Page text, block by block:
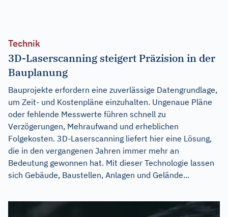
Technik
3D-Laserscanning steigert Präzision in der
Bauplanung
Bauprojekte erfordern eine zuverlässige Datengrundlage,
um Zeit- und Kostenpläne einzuhalten. Ungenaue Pläne
oder fehlende Messwerte führen schnell zu
Verzögerungen, Mehraufwand und erheblichen
Folgekosten. 3D-Laserscanning liefert hier eine Lösung,
die in den vergangenen Jahren immer mehr an
Bedeutung gewonnen hat. Mit dieser Technologie lassen
sich Gebäude, Baustellen, Anlagen und Gelände...